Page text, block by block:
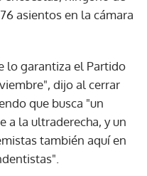
asientos en la cámara
lo garantiza el Partido
dijo al cerrar
que busca "un
a la ultraderecha, y un
también aquí en